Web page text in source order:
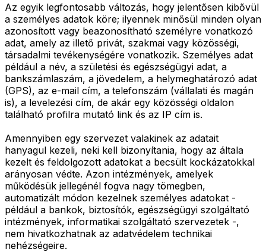
Az egyik legfontosabb változás, hogy jelentősen kibővül
a személyes adatok köre; ilyennek minősül minden olyan
azonosított vagy beazonosítható személyre vonatkozó
adat, amely az illető privát, szakmai vagy közösségi,
társadalmi tevékenységére vonatkozik. Személyes adat
például a név, a születési és egészségügyi adat, a
bankszámlaszám, a jövedelem, a helymeghatározó adat
(GPS), az e-mail cím, a telefonszám (vállalati és magán
is), a levelezési cím, de akár egy közösségi oldalon
található profilra mutató link és az IP cím is.
Amennyiben egy szervezet valakinek az adatait
hanyagul kezeli, neki kell bizonyítania, hogy az általa
kezelt és feldolgozott adatokat a becsült kockázatokkal
arányosan védte. Azon intézmények, amelyek
működésük jellegénél fogva nagy tömegben,
automatizált módon kezelnek személyes adatokat -
például a bankok, biztosítók, egészségügyi szolgáltató
intézmények, informatikai szolgáltató szervezetek -,
nem hivatkozhatnak az adatvédelem technikai
nehézségeire.